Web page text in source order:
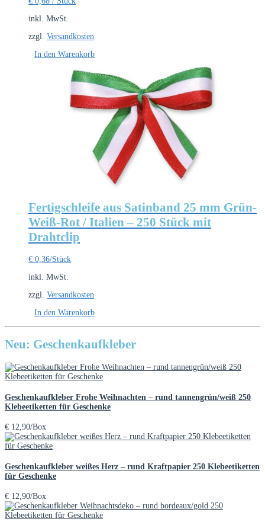
inkl. MwSt.
zzgl. Versandkosten
In den Warenkorb
Fertigschleife aus Satinband 25 mm Grün-
Weiß-Rot / Italien – 250 Stück mit
Drahtclip
€ 0,36/Stück
inkl. MwSt.
zzgl. Versandkosten
In den Warenkorb
Neu: Geschenkaufkleber
Geschenkaufkleber Frohe Weihnachten – rund tannengrün/weiß 250
Klebeetiketten für Geschenke
€ 12,90/Box
Geschenkaufkleber weißes Herz – rund Kraftpapier 250 Klebeetiketten
für Geschenke
€ 12,90/Box